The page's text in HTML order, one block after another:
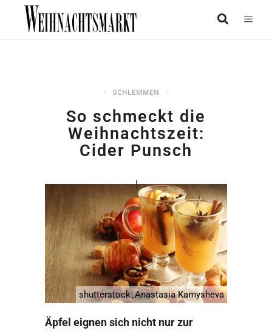
SCHLEMMEN
So schmeckt die
Weihnachtszeit:
Cider Punsch
shutterstock_Anastasia Kamysheva
Äpfel eignen sich nicht nur zur